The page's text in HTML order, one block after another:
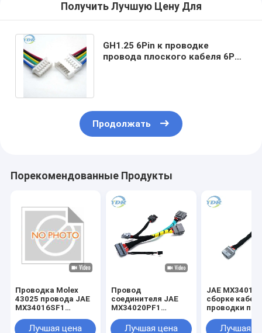
Получить Лучшую Цену Для
GH1.25 6Pin к проводке
провода плоского кабеля 6P
Продолжать
Порекомендованные Продукты
Проводка Molex
43025 провода JAE
MX34016SF1
соединителей
Лучшая цена
Провод
соединителя JAE
MX34020PF1
Molex 43645-0300
Лучшая цена
JAE
сборке
проводки
Лучшая